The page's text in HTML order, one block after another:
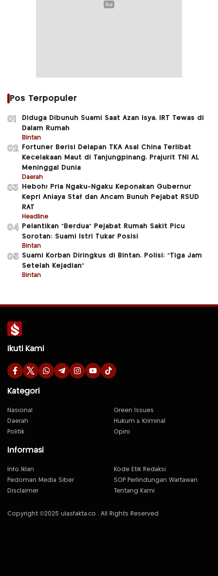
Pos Terpopuler
01
Diduga Dibunuh Suami Saat Azan Isya, IRT Tewas di
Dalam Rumah
Bintan
02
Fortuner Berisi Delapan TKA Asal China Terlibat
Kecelakaan Maut di Tanjungpinang, Prajurit TNI AL
Meninggal Dunia
Daerah
03
Heboh! Pria Ngaku-Ngaku Keponakan Gubernur
Kepri Aniaya Staf dan Ancam Bunuh Pejabat RSUD
RAT
Headline
04
Pelantikan “Berdua” Pejabat Rumah Sakit Picu
Sorotan: Suami Istri Tukar Posisi
Bintan
05 Suami Korban Diringkus di Bintan, Polisi: “Tiga Jam
Setelah Kejadian”
Bintan
Ikuti Kami
Kategori
Nasional
Green Issues
Daerah
Hukum & Kriminal
Politik
Opini
Informasi
Info Iklan
Kode Etik Redaksi
Pedoman Media Siber
SOP Perlindungan Wartawan
Disclaimer
Tentang Kami
Copyright ©2025 ulasfakta.co . All Rights Reserved